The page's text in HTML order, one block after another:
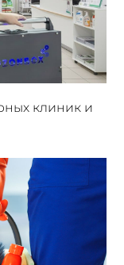
клиник и